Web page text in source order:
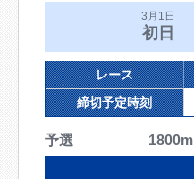
3月1日
初日
レース
締切予定時刻
予選 1800m